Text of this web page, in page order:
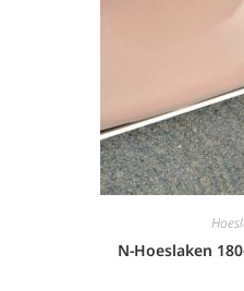
N-Hoeslaken